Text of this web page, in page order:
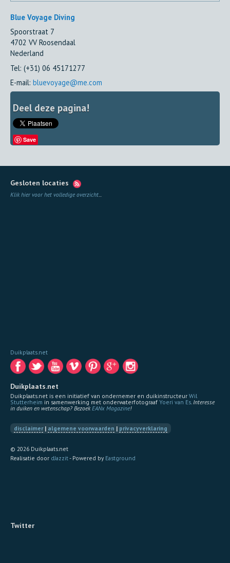
Blue Voyage Diving
Spoorstraat 7
4702 VV Roosendaal
Nederland
Tel: (+31) 06 45171277
E-mail: bluevoyage@me.com
Deel deze pagina!
Save
Gesloten locaties
Klik hier voor het volledige overzicht
Duikplaats.net
Duikplaats.net
Duikplaats.net is een initiatief van ondernemer en duikinstructeur Wil
Stutterheim in samenwerking met onderwaterfotograaf Yoeri van Es Interesse
in duiken en wetenschap? BezoekEANx Magazine!
disclaimer| algemene voorwaarden | privacyverklaring
© 2026 Duikplaats.net
Realisatie door dJazzit- Powered by Eastground
Twitter